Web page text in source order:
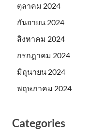
ตุลาคม 2024
กันยายน 2024
สิงหาคม 2024
กรกฎาคม 2024
มิถุนายน 2024
พฤษภาคม 2024
Categories